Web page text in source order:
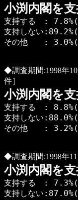
小渕内閣を
支持する :
支持しない
その他 : 3.0%(
◆調査期間:1998年
件］
小渕内閣を
支持する :
支持しない
その他 : 3.2%(
◆調査期間:1998年11
小渕内閣を
支持する :
支持しない